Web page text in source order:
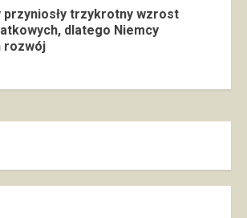
trzykrotny wzrost
dlatego Niemcy
rozwój